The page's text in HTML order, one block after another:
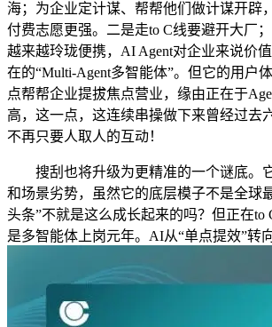
海；为企业定计谋、帮帮他们做计谋开辟
付费志愿更强。二是走to C线要避开大厂
越来越玲珑便携，AI Agent对企业来说价
在的“Multi-Agent多智能体”。但它的用户
点帮帮企业提拔焦点营业，缘由正在于
高，这一点，这连续串操做下来曾经过去
不再只要人取人的互动！
搜刮也将升级为更精准的一个谜底。
和场景劣势，虽然它的底层模子不是全球
头条”不就是这么成长起来的吗？但正在to
是多智能体上岗元年。AI从“单点提效”转